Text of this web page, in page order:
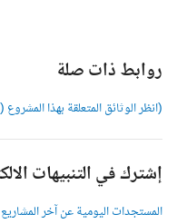
روابط ذات صلة
(انظر الوثائق المتعلقة بهذا المشروع
إشترك في التنبيهات
المستجدات اليومية عن آخر المشاريع